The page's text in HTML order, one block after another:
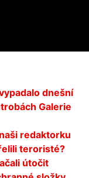
dnešní
Galerie
redaktorku
teroristé?
útočit